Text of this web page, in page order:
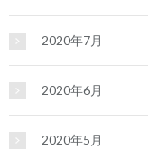
2020年7月
2020年6月
2020年5月